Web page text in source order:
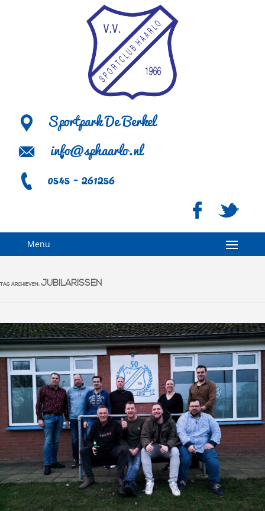
Sportpark De Berkel
info@sphaarlo.nl
0545 - 261256
Menu
TAG ARCHIEVEN: JUBILARISSEN